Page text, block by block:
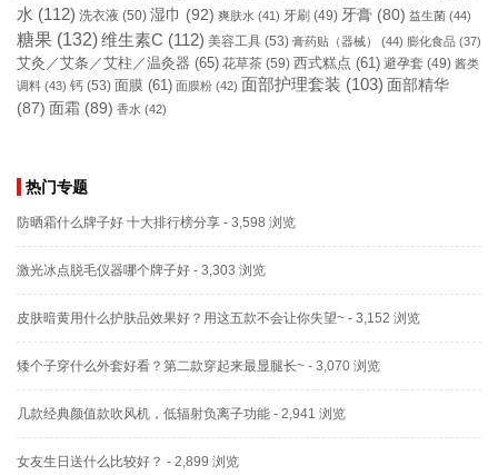
水 (112) 洗衣液 (50) 湿巾 (92) 爽肤水 (41) 牙刷 (49) 牙膏 (80) 益生菌 (44)
糖果 (132)维生素C (112) 美容工具 (53) 膏药贴（器械） (44) 膨化食品 (37)
艾灸／艾条／艾柱／温灸器 (65) 花草茶 (59) 西式糕点 (61) 避孕套 (49) 酱类
调料 (43) 钙 (53) 面膜 (61) 面膜粉 (42) 面部护理套装 (103) 面部精华
(87) 面霜 (89) 香水 (42)
热门专题
防晒霜什么牌子好 十大排行榜分享 - 3,598 浏览
激光冰点脱毛仪器哪个牌子好 - 3,303 浏览
皮肤暗黄用什么护肤品效果好？用这五款不会让你失望~ - 3,152 浏览
矮个子穿什么外套好看？第二款穿起来最显腿长~ - 3,070 浏览
几款经典颜值款吹风机，低辐射负离子功能 - 2,941 浏览
女友生日送什么比较好？ - 2,899 浏览